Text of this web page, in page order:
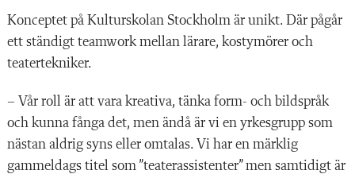
Konceptet på Kulturskolan Stockholm är unikt. Där pågår
ett ständigt teamwork mellan lärare, kostymörer och
teatertekniker.
– Vår roll är att vara kreativa, tänka form- och bildspråk
och kunna fånga det, men ändå är vi en yrkesgrupp som
nästan aldrig syns eller omtalas. Vi har en märklig
gammeldags titel som ”teaterassistenter” men samtidigt är